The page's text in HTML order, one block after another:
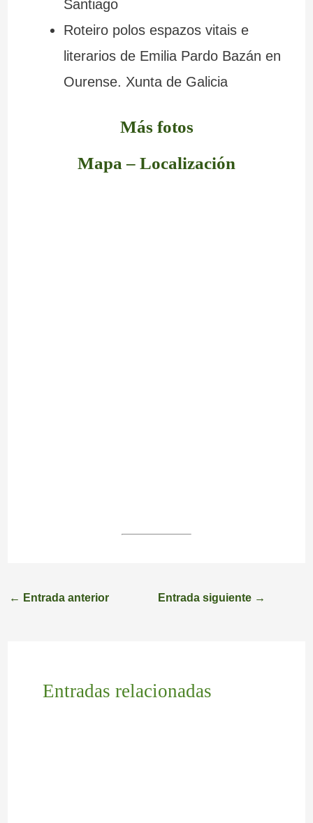
Santiago
Roteiro polos espazos vitais e
literarios de Emilia Pardo Bazán en
Ourense. Xunta de Galicia
Más fotos
Mapa – Localización
← Entrada anterior Entrada siguiente →
Entradas relacionadas